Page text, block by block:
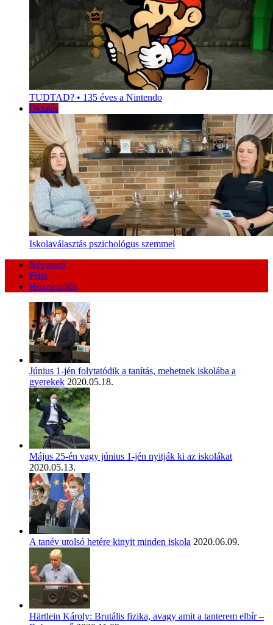
TUDTAD? • 135 éves a Nintendo
Oktatás
Iskolaválasztás pszichológus szemmel
Népszerű
Friss
Hozzászólás
Június 1-jén folytatódik a tanítás, mehetnek iskolába a
gyerekek 2020.05.18.
Május 25-én vagy június 1-jén nyitják ki az iskolákat
2020.05.13.
A tanév utolsó hetére kinyit minden iskola 2020.06.09.
Härtlein Károly: Brutális fizika, avagy amit a tanterem elbír –